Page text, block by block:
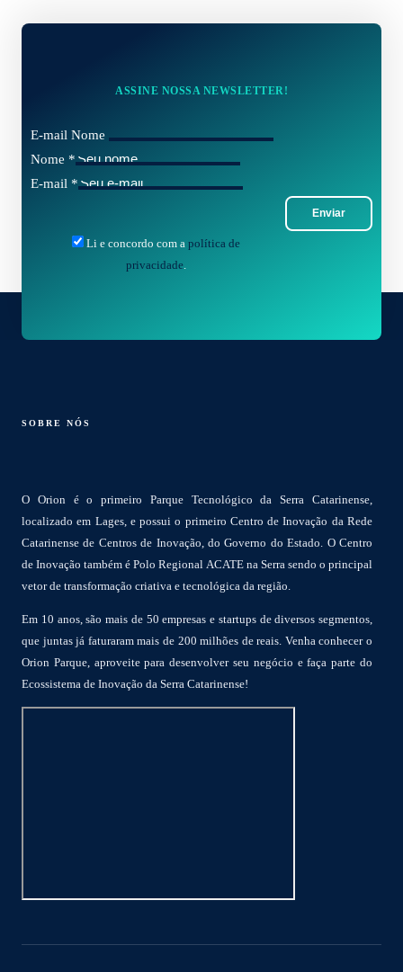
ASSINE NOSSA NEWSLETTER!
E-mail Nome
Nome *
E-mail *
Enviar
Li e concordo com a política de
privacidade.
SOBRE NÓS
O Orion é o primeiro Parque Tecnológico da Serra Catarinense,
localizado em Lages, e possui o primeiro Centro de Inovação da Rede
Catarinense de Centros de Inovação, do Governo do Estado. O Centro
de Inovação também é Polo Regional ACATE na Serra sendo o principal
vetor de transformação criativa e tecnológica da região.
Em 10 anos, são mais de 50 empresas e startups de diversos segmentos,
que juntas já faturaram mais de 200 milhões de reais. Venha conhecer o
Orion Parque, aproveite para desenvolver seu negócio e faça parte do
Ecossistema de Inovação da Serra Catarinense!